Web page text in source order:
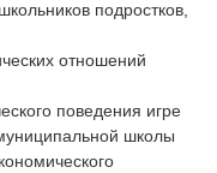
подростков,
отношений
поведения игре
школы